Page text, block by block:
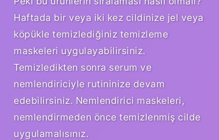
Haftada bir veya iki kez cildinize jel veya
köpükle temizlediğiniz temizleme
maskeleri uygulayabilirsiniz.
Temizledikten sonra serum ve
nemlendiriciyle rutininize devam
edebilirsiniz. Nemlendirici maskeleri,
nemlendirmeden önce temizlenmiş cilde
uygulamalısınız.